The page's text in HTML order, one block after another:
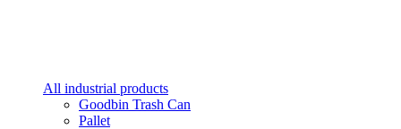
All industrial products
Goodbin Trash Can
Pallet